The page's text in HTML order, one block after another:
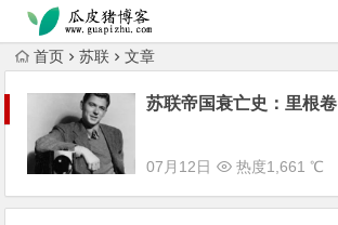
跳转到主内容
首页 苏联 文章
苏联帝国衰亡史：里根卷
07月12日 热度1,661 ℃